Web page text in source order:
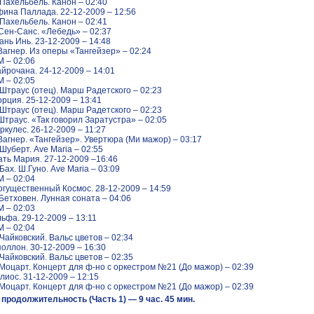
Паллада. 22-12-2009 – 12:56
Канон – 02:41
Санс. «Лебедь» – 02:37
Инь. 23-12-2009 – 14:48
Из оперы «Тангейзер» – 02:24
– 02:06
24-12-2009 – 14:01
– 02:05
(отец). Марш Радетского – 02:23
25-12-2009 – 13:41
(отец). Марш Радетского – 02:23
«Так говорил Заратустра» – 02:05
26-12-2009 – 11:27
«Тангейзер». Увертюра (Ми мажор) – 03:17
Ave Maria – 02:55
Мария. 27-12-2009 –16:46
Ш.Гуно. Ave Maria – 03:09
– 02:04
Космос. 28-12-2009 – 14:59
Лунная соната – 04:06
– 02:03
29-12-2009 – 13:11
– 02:04
Вальс цветов – 02:34
30-12-2009 – 16:30
Вальс цветов – 02:35
Концерт для ф-но с оркестром №21 (До мажор) – 02:39
31-12-2009 – 12:15
Концерт для ф-но с оркестром №21 (До мажор) – 02:39
(Часть 1) — 9 час. 45 мин.